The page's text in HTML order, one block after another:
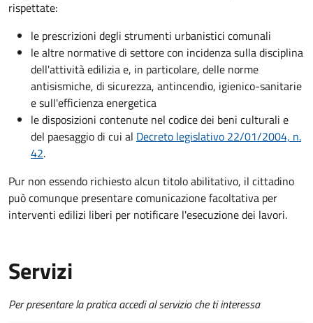
rispettate:
le prescrizioni degli strumenti urbanistici comunali
le altre normative di settore con incidenza sulla disciplina
dell'attività edilizia e, in particolare, delle norme
antisismiche, di sicurezza, antincendio, igienico-sanitarie
e sull'efficienza energetica
le disposizioni contenute nel codice dei beni culturali e
del paesaggio di cui al Decreto legislativo 22/01/2004, n.
42.
Pur non essendo richiesto alcun titolo abilitativo, il cittadino
può comunque presentare comunicazione facoltativa per
interventi edilizi liberi per notificare l'esecuzione dei lavori.
Servizi
Per presentare la pratica accedi al servizio che ti interessa